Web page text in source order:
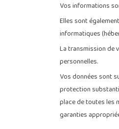
Vos informations
Elles sont
informatiques
La transmission de
personnelles.
Vos données sont
protection
place de toutes les
garanties